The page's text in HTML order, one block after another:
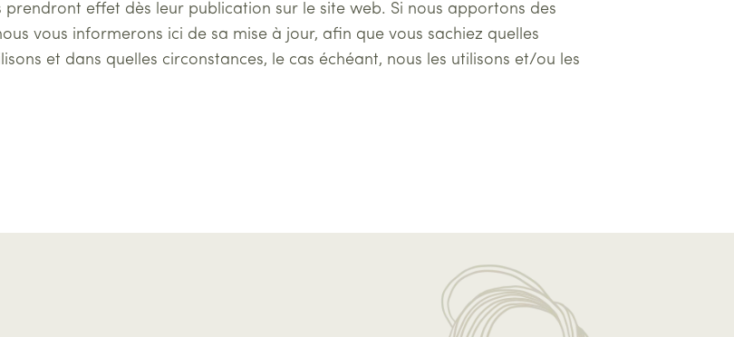
effet dès leur publication sur le site web. Si nous apportons des
vous informerons ici de sa mise à jour, afin que vous sachiez quelles
et dans quelles circonstances, le cas échéant, nous les utilisons et/ou les